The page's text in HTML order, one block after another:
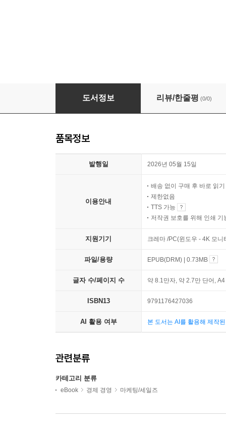
상담이 계약이 되는 질문 25
도서정보 리뷰/한줄평 (0/0)
품목정보
발행일 2026년 05월 15일
이용안내
배송 없이 구매 후 바로 읽기
제한없음
TTS 가능
저작권 보호를 위해 인쇄 기
지원기기 크레마 /PC(윈도우 - 4K 모
파일/용량 EPUB(DRM) | 0.73MB
글자 수/페이지 수 약 8.1만자, 약 2.7만 단어,
ISBN13 9791176427036
AI 활용 여부 본 도서는 AI를 활용해 제작
관련분류
카테고리 분류
eBook 경제 경영 마케팅/세일즈